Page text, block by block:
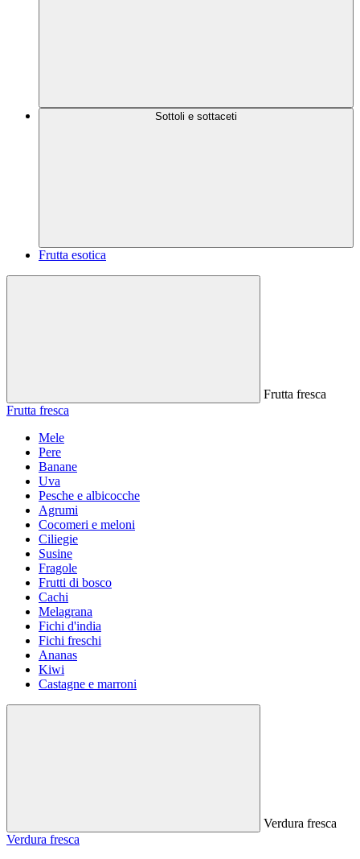
Sottoli e sottaceti
Frutta esotica
Frutta fresca
Frutta fresca
Mele
Pere
Banane
Uva
Pesche e albicocche
Agrumi
Cocomeri e meloni
Ciliegie
Susine
Fragole
Frutti di bosco
Cachi
Melagrana
Fichi d'india
Fichi freschi
Ananas
Kiwi
Castagne e marroni
Verdura fresca
Verdura fresca